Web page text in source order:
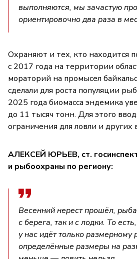
выполняются, мы зачастую
ориентировочно два раза в
Охраняют и тех, кто находится
с 2017 года на территории
мораторий на промысел
сделали для роста популяции
2025 года биомасса эндемика
до 11 тысяч тонн. Для этого
ограничения для ловли и других
АЛЕКСЕЙ ЮРЬЕВ, ст.
и рыбоохраны по региону:
Весенний нерест прошёл,
с берега, так и с лодки. То
у нас идёт только размерному
определённые размеры на